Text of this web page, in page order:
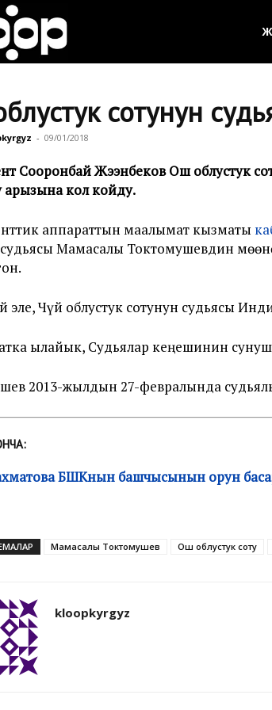
сотунун
- 09/01/2018
Сооронбай Жээнбеков Ош облустук
арызына кол койду.
аппараттын маалымат кызматы
Мамасалы Токтомушевдин
Чүй облустук сотунун судьясы
ылайык, Судьялар кеңешинин
2013-жылдын 27-февралында
БШКнын башчысынын орун
Мамасалы Токтомушев Ош облустук соту
kloopkyrgyz